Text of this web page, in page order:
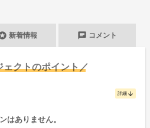
新着情報 chat コメント
ェクトのポイント／
詳細 arrow_downward
はありません。